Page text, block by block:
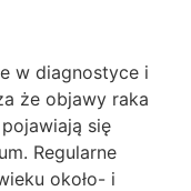
w diagnostyce i
że objawy raka
się
Regularne
około- i